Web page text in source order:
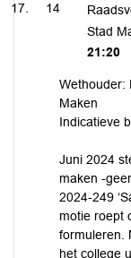
14
Stad
21:20
Wethouder:
Maken
Indicatieve
Juni 2024
maken -
2024-249
motie roept
formuleren.
het college